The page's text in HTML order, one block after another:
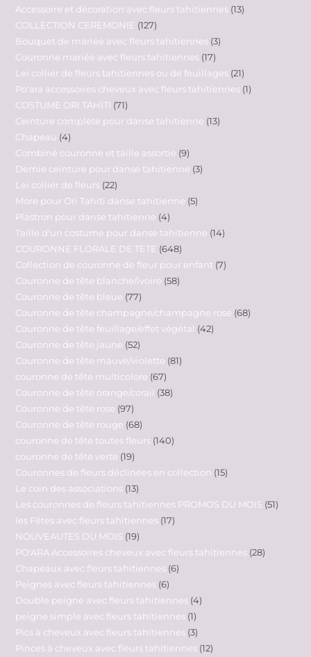
Accessoire et décoration avec fleurs tahitiennes 13
COLLECTION CEREMONIE 127
Bouquet de mariée avec fleurs tahitiennes 3
Couronne mariée avec fleurs tahitiennes 17
Lei collier de fleurs tahitiennes ou de feuillages 21
Po'ara accessoires cheveux avec fleurs tahitiennes 1
COSTUME ORI TAHITI
71
Ceinture complète pour danse tahitienne 13
Chapeau 4
Combiné couronne et taille assortie 9
Demie ceinture pour danse tahitienne 3
Lei collier de fleurs 22
More pour Ori Tahiti danse tahitienne 5
Plastron pour danse tahitienne 4
Taille d'un costume pour danse tahitienne 14
COURONNE FLORALE DE TETE 648
Collection de couronne de fleur pour enfant 7
Couronne de tête blanche/ivoire 58
Couronne de tête bleue 77
Couronne de tête champagne/champagne rosé 68
Couronne de tête feuillage/effet végétal 42
Couronne de tête jaune 52
Couronne de tête mauve/violette 81
couronne de tête multicolore 67
Couronne de tête orange/corail 38
Couronne de tête rose 97
Couronne de tête rouge 68
couronne de tête toutes fleurs 140
couronne de tête verte 19
Couronnes de fleurs déclinées en collection 15
Le coin des associations 13
Les couronnes de fleurs tahitiennes PROMOS DU MOIS 51
les Fêtes avec fleurs tahitiennes 17
NOUVEAUTES DU MOIS 19
PO'ARA Accessoires cheveux avec fleurs tahitiennes 28
Chapeaux avec fleurs tahitiennes 6
Peignes avec fleurs tahitiennes 6
Double peigne avec fleurs tahitiennes 4
peigne simple avec fleurs tahitiennes 1
Pics à cheveux avec fleurs tahitiennes 3
Pinces à cheveux avec fleurs tahitiennes 12